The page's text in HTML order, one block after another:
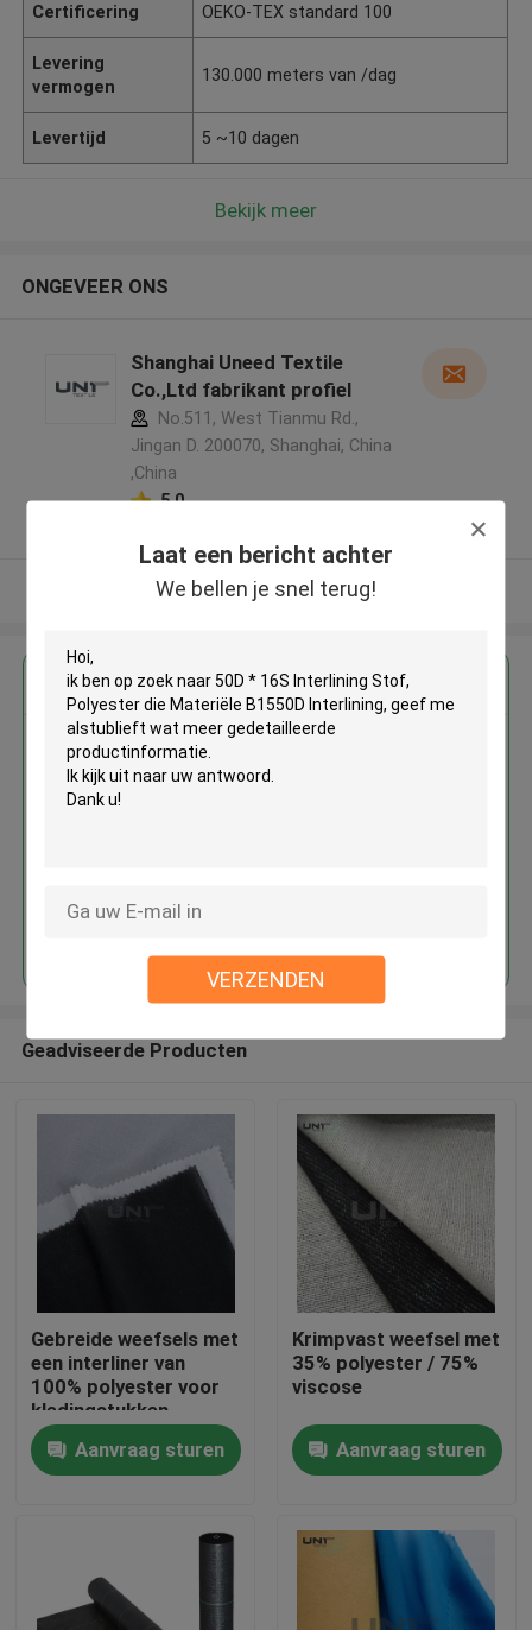
Laat een bericht achter
We bellen je snel terug!
VERZENDEN
Thuis
Over ons
Certificering OEKO-TEX standard 100
Levering
vermogen
130.000 meters van /dag
Levertijd 5 ~10 dagen
Bekijk meer
ONGEVEER ONS
Shanghai Uneed Textile
Co.,Ltd fabrikant profiel
No.511, West Tianmu Rd.,
Jingan D. 200070, Shanghai, China
,China
5.0
Bekijk meer
Krijg de beste prijs voor
50D * 16S Interlining Stof,
Polyester die Materiële B1550D
Geadviseerde Producten
Gebreide weefsels met
een interliner van
100% polyester voor
kledingstukken
Aanvraag sturen
Krimpvast weefsel met
35% polyester / 75%
viscose
Aanvraag sturen